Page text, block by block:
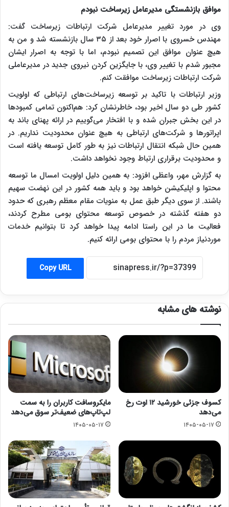
موافق بازنشستگی مدیرعامل زیرساخت نبودم
وی در مورد تغییر مدیرعامل شرکت ارتباطات زیرساخت گفت:
مهندس خسروی با اصرار خود بعد از ۳۵ سال بازنشسته شد و من به
هیچ عنوان موافق این تصمیم نبودم، اما با توجه به اصرار ایشان
مجبور شدم با تغییر وی، با جایگزین کردن نیروی جدید در مدیرعاملی
شرکت ارتباطات زیرساخت موافقت کنم.
وزیر ارتباطات با تاکید بر توسعه زیرساخت‌های ارتباطی که اولویت
کشور طی دو سال اخیر بود، خاطرنشان کرد: هم‌اکنون تمامی کمبودها
در این بخش جبران شده و با افتخار می‌گوییم در ارائه پهنای باند به
اپراتورها و شرکت‌های ارتباطی به هیچ عنوان محدودیت نداریم. در
همین حال شبکه انتقال ارتباطات نیز به طور کامل توسعه یافته است
و محدودیت برقراری ارتباط وجود نخواهد داشت.
به گزارش مهر، واعظی افزود: به همین دلیل اولویت امسال ما توسعه
محتوا و اپلیکیشن خواهد بود و باید همه کشور در این نهضت سهیم
باشند. از سوی دیگر طبق عمل به منویات مقام معظم رهبری که حدود
دو هفته گذشته در خصوص توسعه محتوای بومی مطرح کردند،
فعالیت ما در این راستا ادامه پیدا خواهد کرد تا بتوانیم خدمات
موردنیاز مردم را با محتوای بومی ارائه کنیم.
Copy URL
نوشته های مشابه
کسوف جزئی خورشید ۱۲ اوت رخ
می‌دهد
۱۴۰۵-۰۵-۱۷
مایکروسافت کاربران را به سمت
لپ‌تاپ‌های ضعیف‌تر سوق می‌دهد
۱۴۰۵-۰۵-۱۷